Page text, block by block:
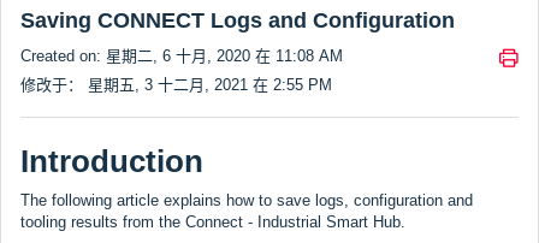
Saving CONNECT Logs and Configuration
Created on: 星期二, 6 十月, 2020 在 11:08 AM
修改于： 星期五, 3 十二月, 2021 在 2:55 PM
Introduction
The following article explains how to save logs, configuration and
tooling results from the Connect - Industrial Smart Hub.